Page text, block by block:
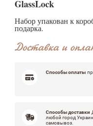
GlassLock
Набор упакован к
подарка.
Доставка и
Способы оплаты
Способы доставки
любой город
самовывоз.